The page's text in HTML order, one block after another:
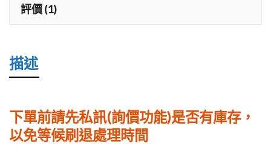
評價 (1)
描述
下單前請先私訊(詢價功能)是否有庫存，
以免等候刷退處理時間